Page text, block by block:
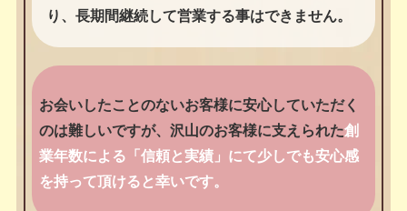
り、長期間継続して営業する事はできません。
お会いしたことのないお客様に安心していただく
のは難しいですが、沢山のお客様に支えられた創
業年数による「信頼と実績」にて少しでも安心感
を持って頂けると幸いです。